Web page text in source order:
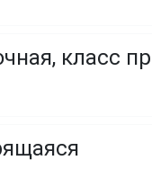
класс